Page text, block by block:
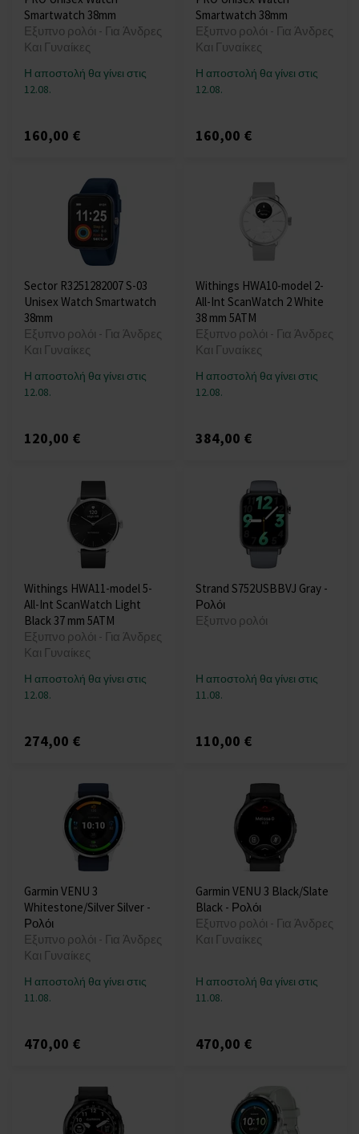
Smartwatch 38mm
Εξυπνο ρολόι - Για Άνδρες
Και Γυναίκες
Η αποστολή θα γίνει στις
12.08.
160,00 €
Smartwatch 38mm
Εξυπνο ρολόι - Για Άνδρες
Και Γυναίκες
Η αποστολή θα γίνει στις
12.08.
160,00 €
Sector R3251282007 S-03
Unisex Watch Smartwatch
38mm
Εξυπνο ρολόι - Για Άνδρες
Και Γυναίκες
Η αποστολή θα γίνει στις
12.08.
120,00 €
Withings HWA10-model 2-
All-Int ScanWatch 2 White
38 mm 5ATM
Εξυπνο ρολόι - Για Άνδρες
Και Γυναίκες
Η αποστολή θα γίνει στις
12.08.
384,00 €
Withings HWA11-model 5-
All-Int ScanWatch Light
Black 37 mm 5ATM
Εξυπνο ρολόι - Για Άνδρες
Και Γυναίκες
Η αποστολή θα γίνει στις
12.08.
274,00 €
Strand S752USBBVJ Gray -
Ρολόι
Εξυπνο ρολόι
Η αποστολή θα γίνει στις
11.08.
110,00 €
Garmin VENU 3
Whitestone/Silver Silver -
Ρολόι
Εξυπνο ρολόι - Για Άνδρες
Και Γυναίκες
Η αποστολή θα γίνει στις
11.08.
470,00 €
Garmin VENU 3 Black/Slate
Black - Ρολόι
Εξυπνο ρολόι - Για Άνδρες
Και Γυναίκες
Η αποστολή θα γίνει στις
11.08.
470,00 €